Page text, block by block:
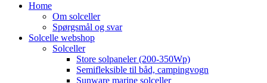
Home
Om solceller
Spørgsmål og svar
Solcelle webshop
Solceller
Store solpaneler (200-350Wp)
Semifleksible til båd, campingvogn
Sunware marine solceller